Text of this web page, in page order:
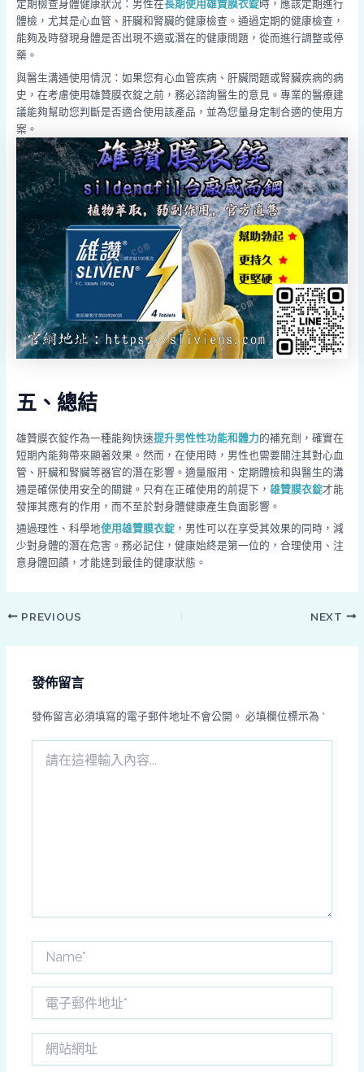
定期檢查身體健康狀況：男性在長期使用雄贊膜衣錠時，應該定期進行
體檢，尤其是心血管、肝臟和腎臟的健康檢查。通過定期的健康檢查，
能夠及時發現身體是否出現不適或潛在的健康問題，從而進行調整或停
藥。
與醫生溝通使用情況：如果您有心血管疾病、肝臟問題或腎臟疾病的病
史，在考慮使用雄贊膜衣錠之前，務必諮詢醫生的意見。專業的醫療建
議能夠幫助您判斷是否適合使用該產品，並為您量身定制合適的使用方
案。
五、總結
雄贊膜衣錠作為一種能夠快速提升男性性功能和體力的補充劑，確實在
短期內能夠帶來顯著效果。然而，在使用時，男性也需要關注其對心血
管、肝臟和腎臟等器官的潛在影響。適量服用、定期體檢和與醫生的溝
通是確保使用安全的關鍵。只有在正確使用的前提下， 雄贊膜衣錠才能
發揮其應有的作用，而不至於對身體健康產生負面影響。
通過理性、科學地使用雄贊膜衣錠，男性可以在享受其效果的同時，減
少對身體的潛在危害。務必記住，健康始終是第一位的，合理使用、注
意身體回饋，才能達到最佳的健康狀態。
PREVIOUS NEXT
發佈留言
發佈留言必須填寫的電子郵件地址不會公開。 必填欄位標示為 *